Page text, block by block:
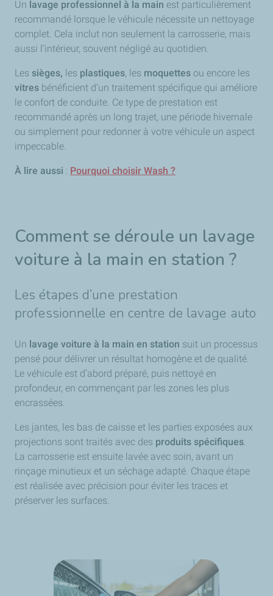
Un lavage professionnel à la main est particulièrement
recommandé lorsque le véhicule nécessite un nettoyage
complet. Cela inclut non seulement la carrosserie, mais
aussi l’intérieur, souvent négligé au quotidien.
Les sièges, les plastiques, les moquettes ou encore les
vitres bénéficient d’un traitement spécifique qui améliore
le confort de conduite. Ce type de prestation est
recommandé après un long trajet, une période hivernale
ou simplement pour redonner à votre véhicule un aspect
impeccable.
À lire aussi : Pourquoi choisir Wash ?
Comment se déroule un lavage
voiture à la main en station ?
Les étapes d’une prestation
professionnelle en centre de lavage auto
Un lavage voiture à la main en station suit un processus
pensé pour délivrer un résultat homogène et de qualité.
Le véhicule est d’abord préparé, puis nettoyé en
profondeur, en commençant par les zones les plus
encrassées.
Les jantes, les bas de caisse et les parties exposées aux
projections sont traités avec des produits spécifiques
La carrosserie est ensuite lavée avec soin, avant un
rinçage minutieux et un séchage adapté. Chaque étape
est réalisée avec précision pour éviter les traces et
préserver les surfaces.